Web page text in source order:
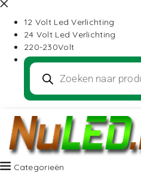
12 Volt Led Verlichting
24 Volt Led Verlichting
220-230Volt
Categorieën